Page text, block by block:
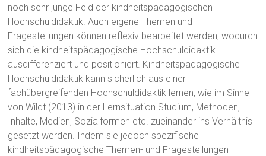
noch sehr junge Feld der kindheitspädagogischen
Hochschuldidaktik. Auch eigene Themen und
Fragestellungen können reflexiv bearbeitet werden, wodurch
sich die kindheitspädagogische Hochschuldidaktik
ausdifferenziert und positioniert. Kindheitspädagogische
Hochschuldidaktik kann sicherlich aus einer
fachübergreifenden Hochschuldidaktik lernen, wie im Sinne
von Wildt (2013) in der Lernsituation Studium, Methoden,
Inhalte, Medien, Sozialformen etc. zueinander ins Verhältnis
gesetzt werden. Indem sie jedoch spezifische
kindheitspädagogische Themen- und Fragestellungen